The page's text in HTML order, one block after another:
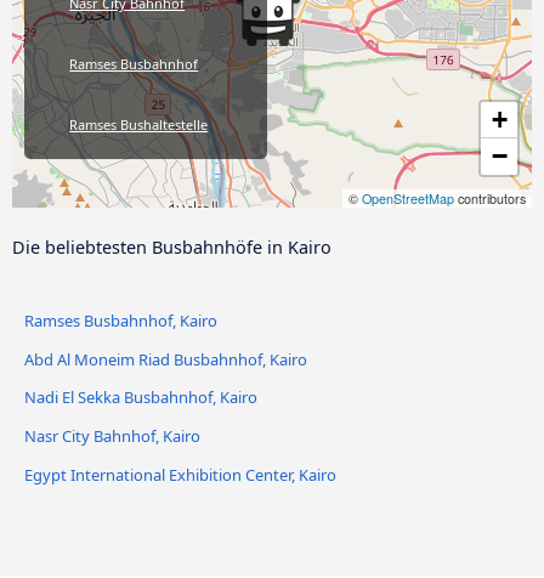
+
−
© OpenStreetMap contributors
Ramses Busbahnhof
Ramses Bushaltestelle
Ahmed Helmy Bushaltestelle
Tahrir Square
Emarat Misr Tankstelle
Die beliebtesten Busbahnhöfe in Kairo
Ramses Busbahnhof, Kairo
Abd Al Moneim Riad Busbahnhof, Kairo
Nadi El Sekka Busbahnhof, Kairo
Nasr City Bahnhof, Kairo
Egypt International Exhibition Center, Kairo